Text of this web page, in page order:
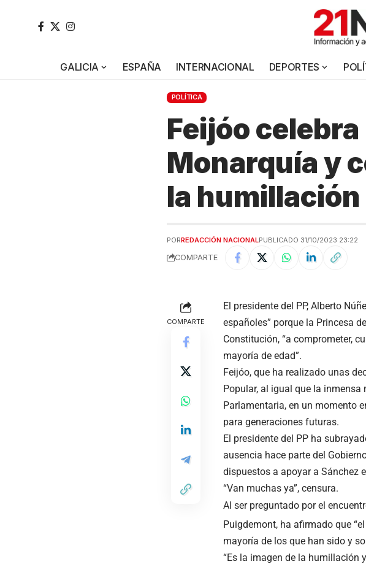
GALICIA ESPAÑA INTERNACIONAL DEPORTES
POLÍTICA
Feijóo
Monarquía y
la
PORREDACCIÓN NACIONALPUBLICADO 31/10/2023 23:22
COMPARTE
COMPARTE
El presidente del PP, Alberto
españoles” porque la Princesa
Constitución, “a comprometer,
mayoría de edad”.
Feijóo, que ha realizado unas
Popular, al igual que la
Parlamentaria, en un momento
para generaciones futuras.
El presidente del PP ha
ausencia hace parte del
dispuestos a apoyar a Sánchez
“Van muchas ya”, censura.
Al ser preguntado por el
Puigdemont, ha afirmado que
mayoría de los que han sido y
“Es la imagen de la humillación